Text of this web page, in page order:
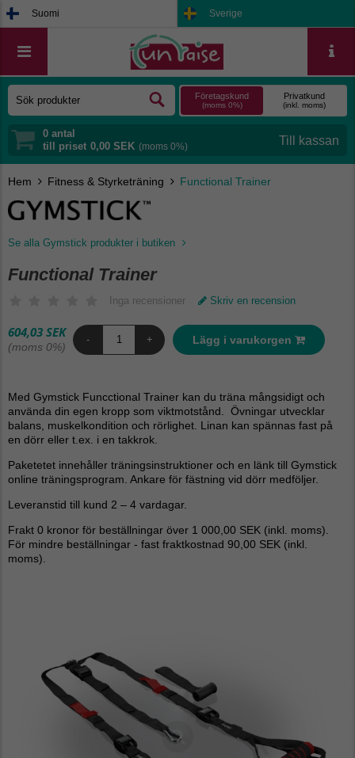
Suomi Sverige
Företagskund
(moms 0%)
Privatkund
(inkl. moms)
0 antal
till priset 0,00 SEK (moms 0%)
Hem Fitness & Styrketräning Functional Trainer
Functional Trainer
Inga recensioner Skriv en recension
Se alla Gymstick produkter i butiken
604,03 SEK
(moms 0%)
- + Lägg i varukorgen
Med Gymstick Funcctional Trainer kan du träna mångsidigt och
använda din egen kropp som viktmotstånd. Övningar utvecklar
balans, muskelkondition och rörlighet. Linan kan spännas fast på
en dörr eller t.ex. i en takkrok.
Paketetet innehåller träningsinstruktioner och en länk till Gymstick
online träningsprogram. Ankare för fästning vid dörr medföljer.
Leveranstid till kund 2 – 4 vardagar.
Frakt 0 kronor för beställningar över 1 000,00 SEK (inkl. moms).
För mindre beställningar - fast fraktkostnad 90,00 SEK (inkl.
moms).